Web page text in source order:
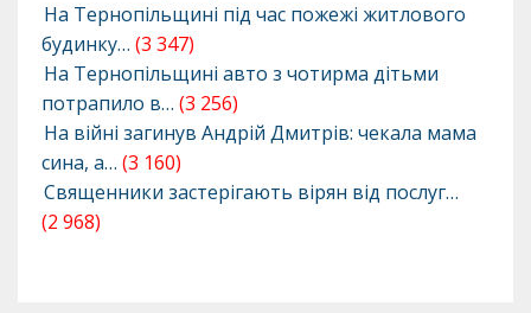
На Тернопільщині під час пожежі житлового
будинку… (3 347)
На Тернопільщині авто з чотирма дітьми
потрапило в… (3 256)
На війні загинув Андрій Дмитрів: чекала мама
сина, а… (3 160)
Священники застерігають вірян від послуг…
(2 968)